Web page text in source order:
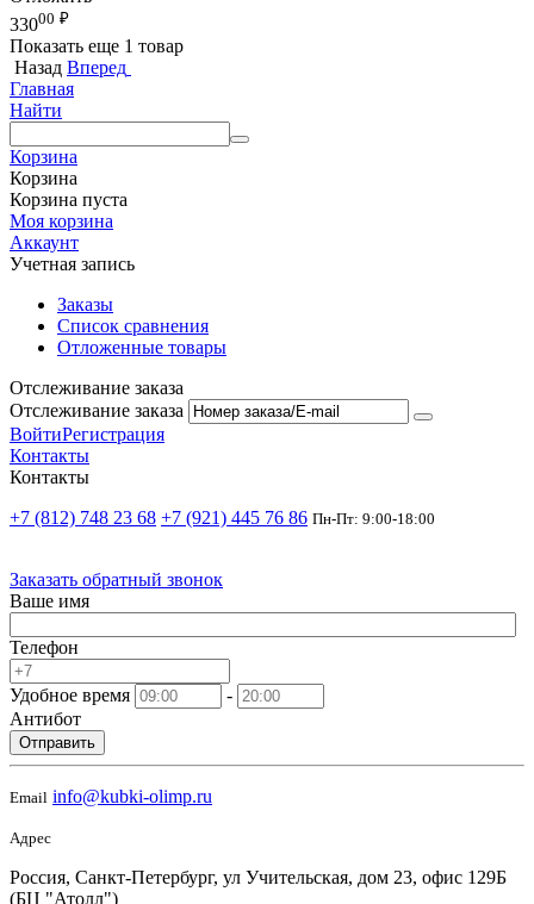
33000 ₽
Показать еще 1 товар
Назад Вперед
Главная
Найти
Корзина
Корзина
Корзина пуста
Моя корзина
Аккаунт
Учетная запись
Заказы
Список сравнения
Отложенные товары
Отслеживание заказа
Отслеживание заказа
ВойтиРегистрация
Контакты
Контакты
+7 (812) 748 23 68 +7 (921) 445 76 86 Пн-Пт: 9:00-18:00
Заказать обратный звонок
Ваше имя
Телефон
Удобное время
-
Антибот
Отправить
Email info@kubki-olimp.ru
Адрес
Россия, Санкт-Петербург, ул Учительская, дом 23, офис 129Б
(БЦ "Атолл")